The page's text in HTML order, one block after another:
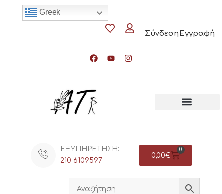
Σύνδεση Εγγραφή
Greek
ΕΞΥΠΗΡΕΤΗΣΗ:
210 6109597
0,00€
0